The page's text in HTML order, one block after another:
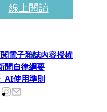
線上閱讀
電子雜誌內容授權
聞自律綱要
AI使用準則